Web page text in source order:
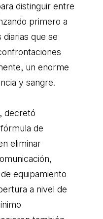
distinguir entre
primero a
que se
un enorme
y sangre.
decretó
de
eliminar
equipamiento
a nivel de